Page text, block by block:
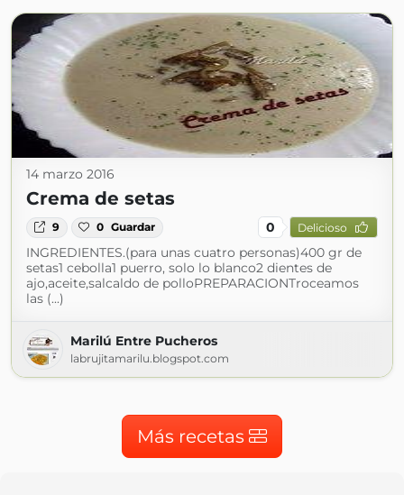
14 marzo 2016
Crema de setas
9 0 Guardar 0 Delicioso
INGREDIENTES.(para unas cuatro personas)400 gr de
setas1 cebolla1 puerro, solo lo blanco2 dientes de
ajo,aceite,salcaldo de polloPREPARACIONTroceamos
las (...)
Marilú Entre Pucheros
labrujitamarilu.blogspot.com
Más recetas